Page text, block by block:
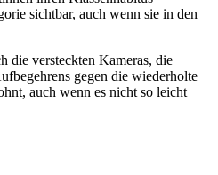
sichtbar, auch wenn sie in den
die versteckten Kameras, die
gegen die wiederholte
auch wenn es nicht so leicht